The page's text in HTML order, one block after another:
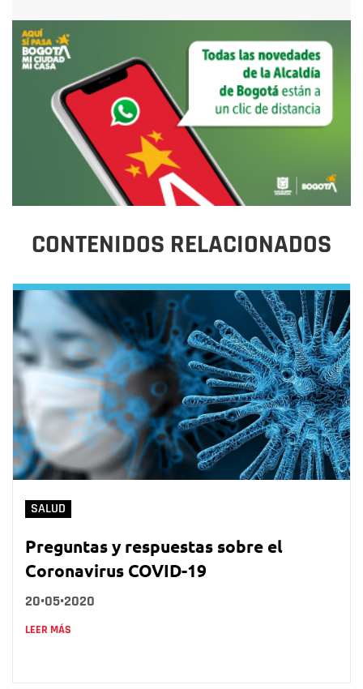
CONTENIDOS RELACIONADOS
SALUD
Preguntas y respuestas sobre el
Coronavirus COVID-19
20•05•2020
LEER MÁS